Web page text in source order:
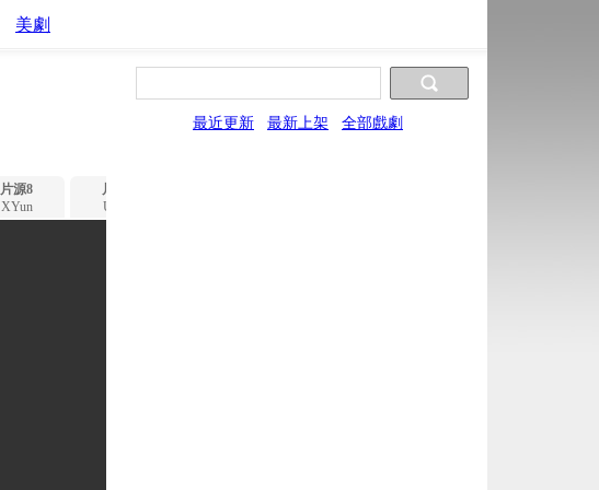
美劇
最近更新 最新上架 全部戲劇
片源8
XYun
片源9
UYun